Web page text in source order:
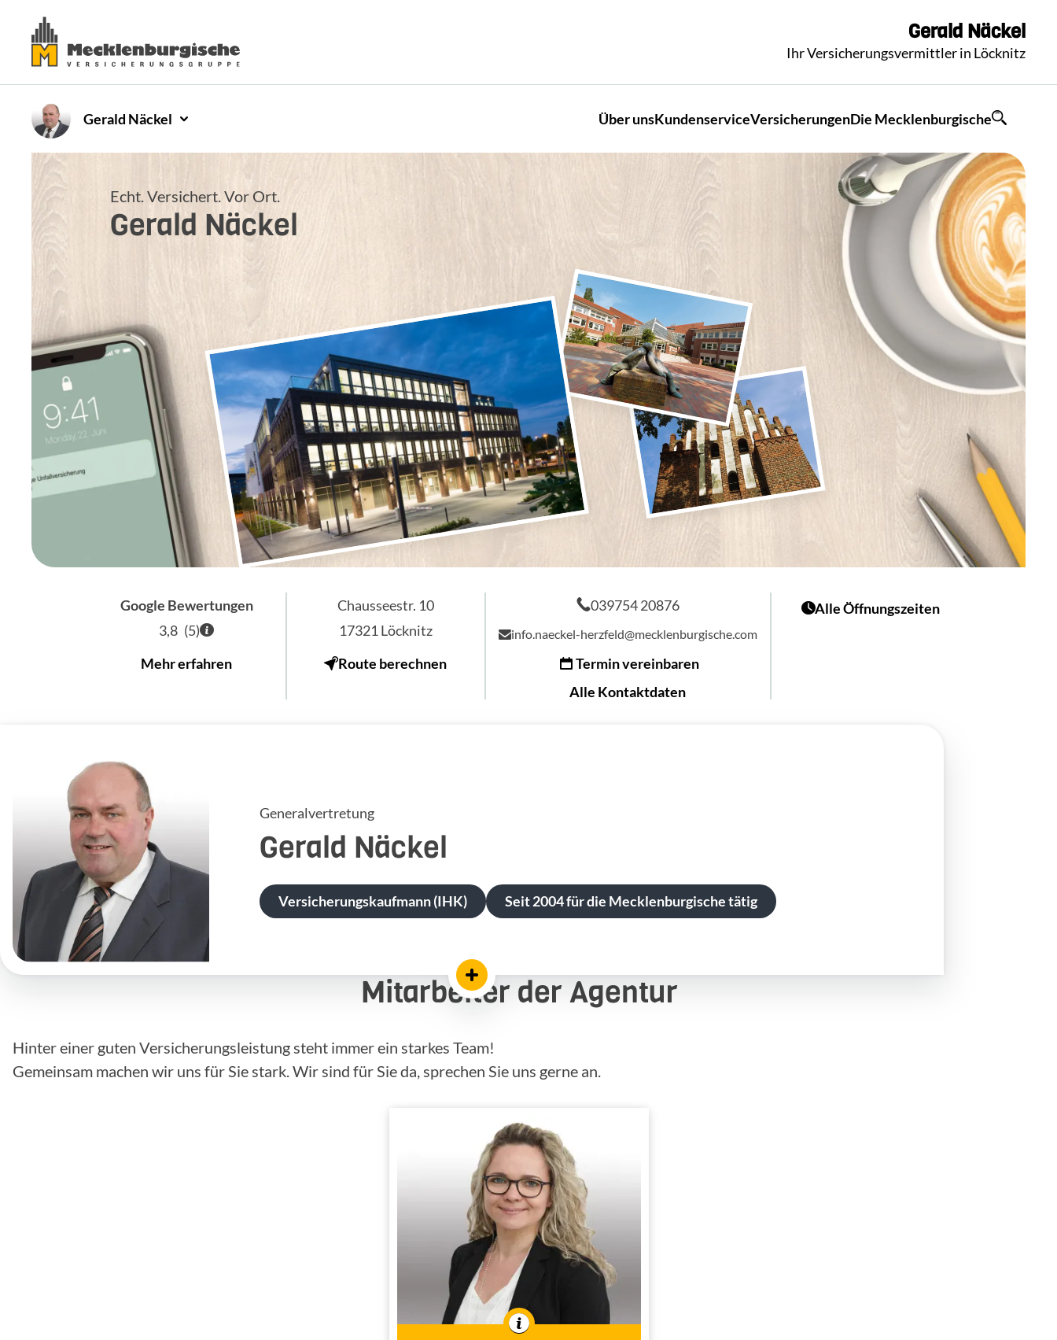
Gerald Näckel
Ihr Versicherungsvermittler in Löcknitz
Gerald Näckel Über unsKundenserviceVersicherungenDie Mecklenburgische
Gerald Näckel
Echt. Versichert. Vor Ort.
Google Bewertungen
3,8 (5)
Mehr erfahren
Chausseestr. 10
17321 Löcknitz
Route berechnen
039754 20876
info.naeckel-herzfeld@mecklenburgische.com
Termin vereinbaren
Alle Kontaktdaten
Alle Öffnungszeiten
Generalvertretung
Gerald Näckel
Versicherungskaufmann (IHK) Seit 2004 für die Mecklenburgische tätig
Mitarbeiter der Agentur
Hinter einer guten Versicherungsleistung steht immer ein starkes Team!
Gemeinsam machen wir uns für Sie stark. Wir sind für Sie da, sprechen Sie uns gerne an.
Peggy Broda-Tornehl
Versicherungsfachfrau
(IHK)
Tätig im
Innendienst
In der Branche tätig seit
2001